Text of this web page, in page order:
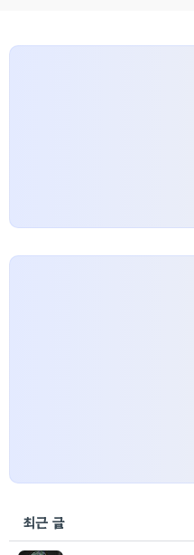
이 될 때가 많다. 예를 들어 단순
최근 글